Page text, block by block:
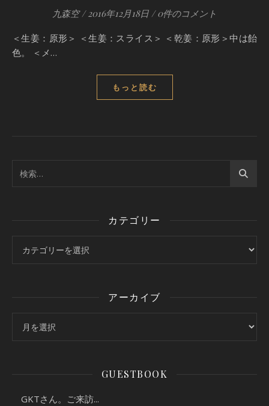
九森空 / 2016年12月18日 / 0件のコメント
＜生姜：原形＞ ＜生姜：スライス＞ ＜乾姜：原形＞中は飴
色。 ＜メ…
もっと読む
カテゴリー
アーカイブ
GUESTBOOK
GKTさん。ご来訪...